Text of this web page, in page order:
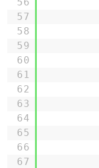
57
58
59
60
61
62
63
64
65
66
67